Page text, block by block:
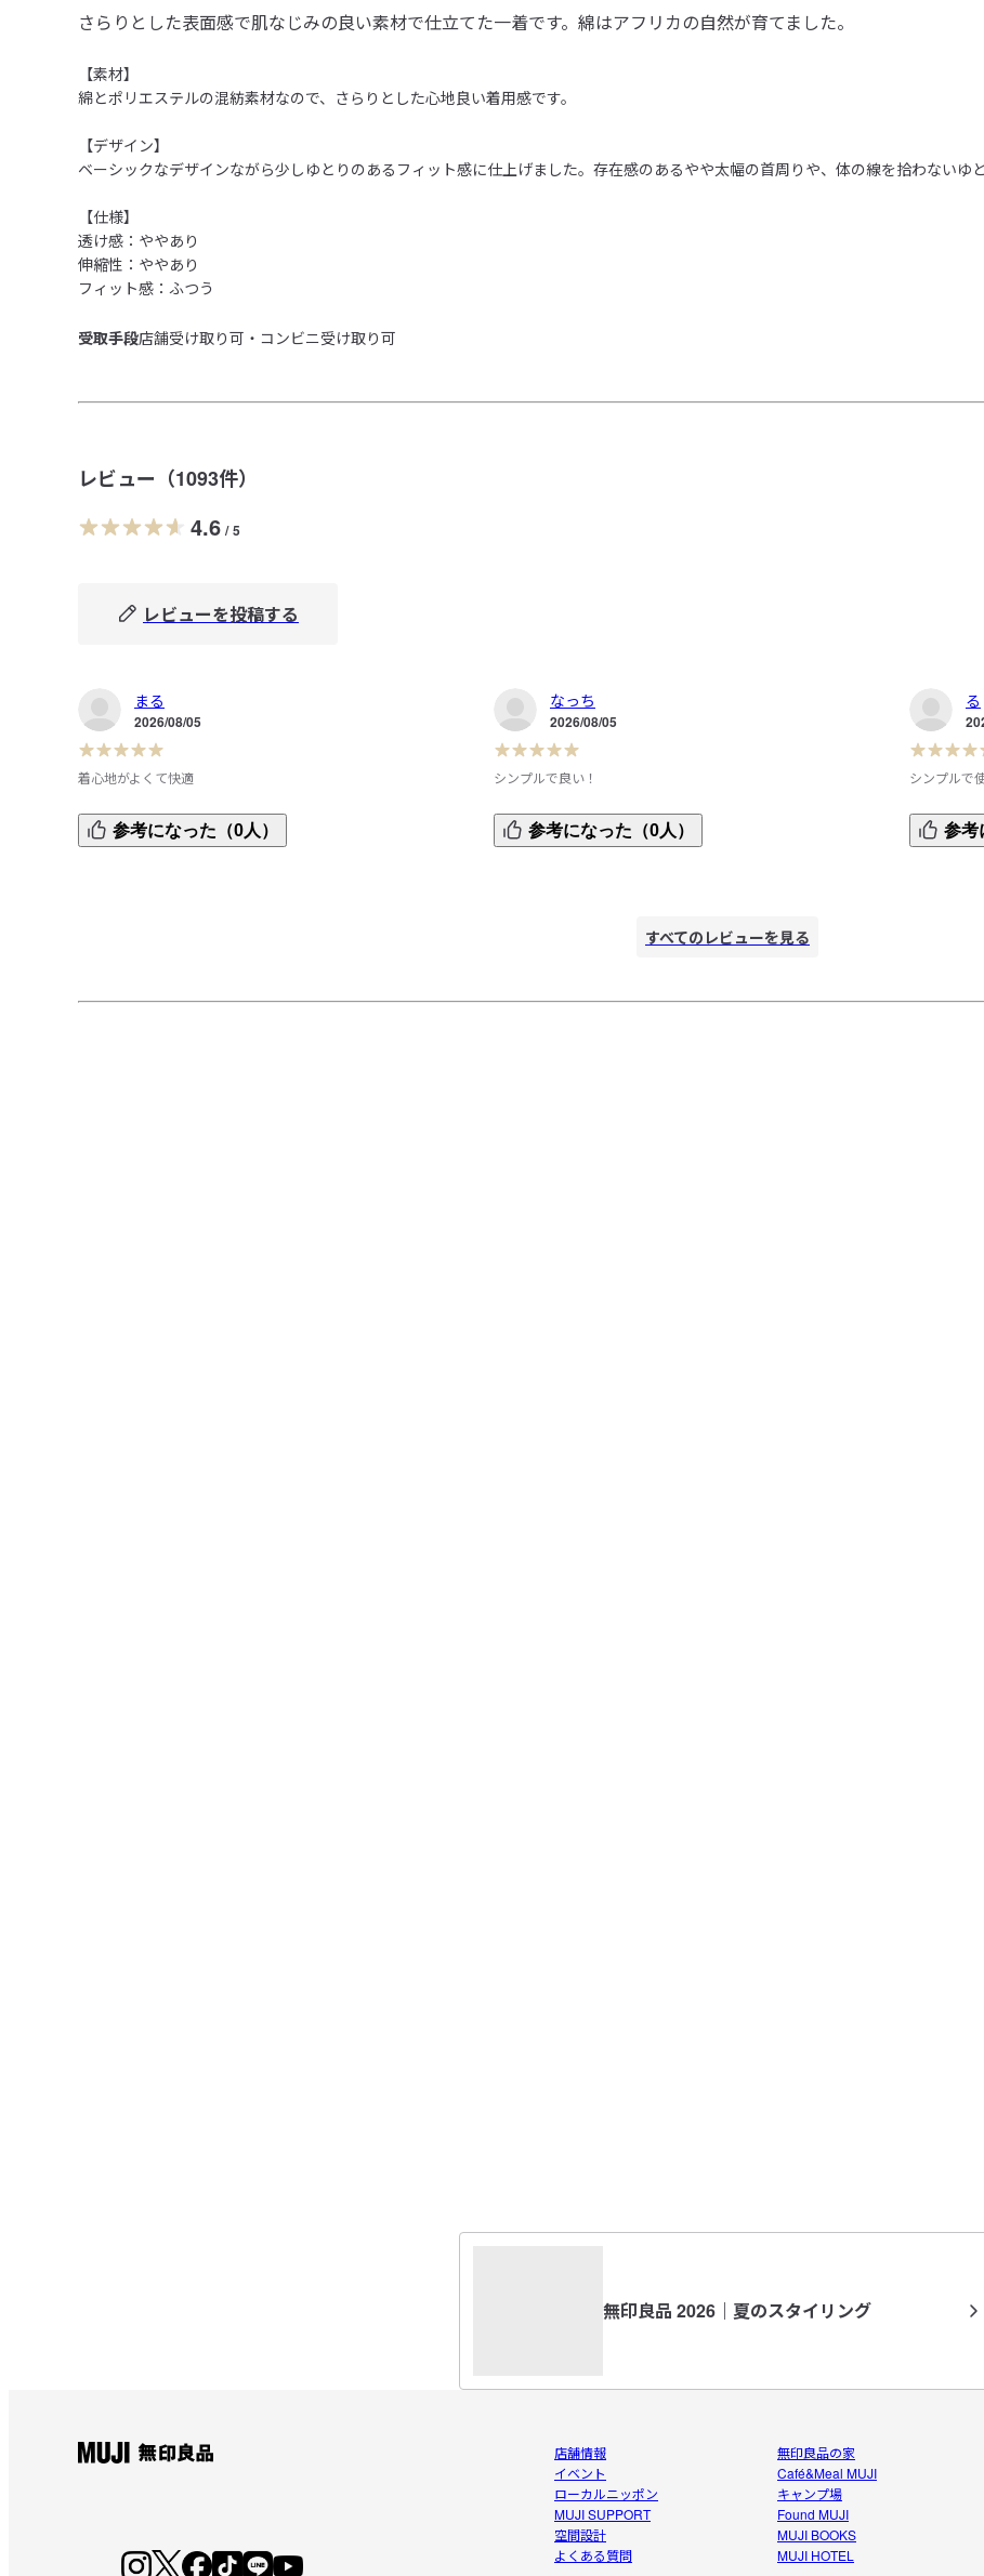
さらりとした表面感で肌なじみの良い素材で仕立てた一着です。綿はアフリカの自然が育てました。
【素材】
綿とポリエステルの混紡素材なので、さらりとした心地良い着用感です。
【デザイン】
ベーシックなデザインながら少しゆとりのあるフィット感に仕上げました。存在感のあるやや太幅の首周りや、体の線を拾わないゆ
【仕様】
透け感：ややあり
伸縮性：ややあり
受取手段店舗受け取り可・コンビニ受け取り可
レビュー（1093件）
4.6 / 5
レビューを投稿する
まる
2026/08/05
着心地がよくて快適
着心地が良くて何度もリピ買いしました。
涼しくすごせて、着回しもしやすくて本当に購入して良かっ
参考になった（0人）
なっち
2026/08/05
シンプルで良い！
シンプルで、何に合わせても良い！
自己責任で乾燥機もかけていますが、サイズも変わらず使い
参考になった（0人）
る
シンプルで
生地がや
着回しや
参考
すべてのレビューを見る
無印良品 2026｜夏のスタイリング
店舗情報
イベント
ローカルニッポン
MUJI SUPPORT
空間設計
よくある質問
無印良品の家
Café&Meal MUJI
キャンプ場
Found MUJI
MUJI BOOKS
MUJI HOTEL